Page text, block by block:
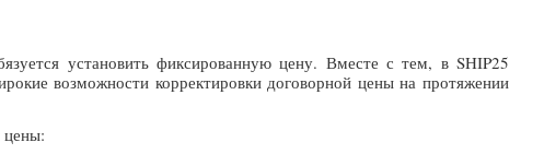
установить фиксированную цену. Вместе с тем, в SHIP25
возможности корректировки договорной цены на протяжении
цены: